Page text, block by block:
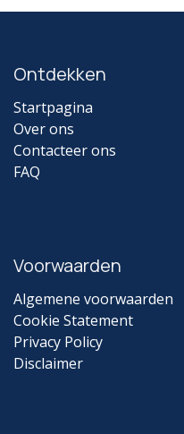
Ontdekken
Startpagina
Over ons
Contacteer ons
FAQ
Voorwaarden
Algemene voorwaarden
Cookie Statement
Privacy Policy
Disclaimer